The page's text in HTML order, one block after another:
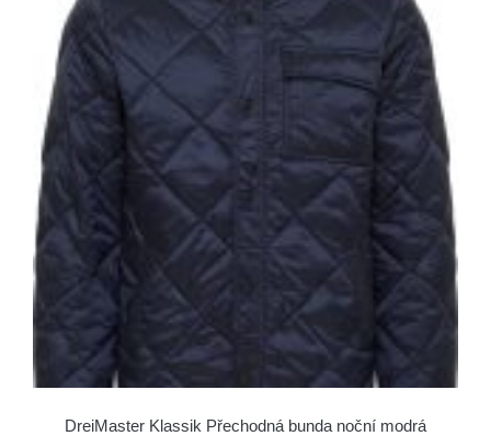
DreiMaster Klassik Přechodná bunda noční modrá